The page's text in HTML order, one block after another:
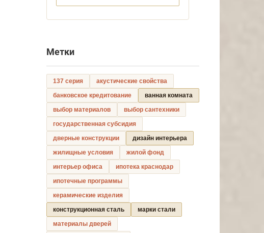
Метки
137 серия
акустические свойства
банковское кредитование
ванная комната
выбор материалов
выбор сантехники
государственная субсидия
дверные конструкции
дизайн интерьера
жилищные условия
жилой фонд
интерьер офиса
ипотека краснодар
ипотечные программы
керамические изделия
конструкционная сталь
марки стали
материалы дверей